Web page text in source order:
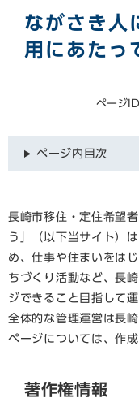
ながさき人
用にあたっ
ページ
ページ内目次
長崎市移住・定住希望
う」（以下当サイト）
め、仕事や住まいをは
ちづくり活動など、長
ジできること目指して
全体的な管理運営は長
ページについては、作
著作権情報